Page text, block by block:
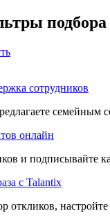
подбора
сотрудников
семейным
онлайн
и подписывайте
с Talantix
откликов,